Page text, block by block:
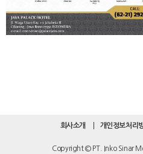
회사소개 개인정보처리
Copyright © PT. Inko Sinar